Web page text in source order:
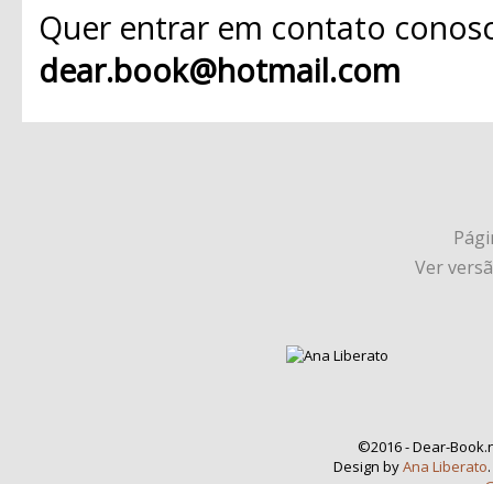
Quer entrar em contato
dear.book@hotmail.com
Ver
©2016 - Dear-
Design byAna Liberato